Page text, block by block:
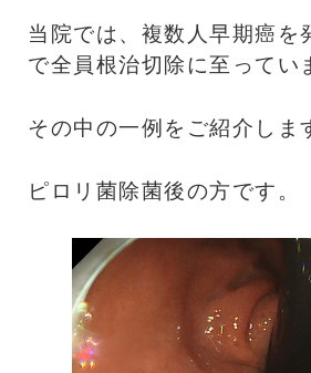
当院では、複数人早期癌を
で全員根治切除に至ってい
その中の一例をご紹介しま
ピロリ菌除菌後の方です。